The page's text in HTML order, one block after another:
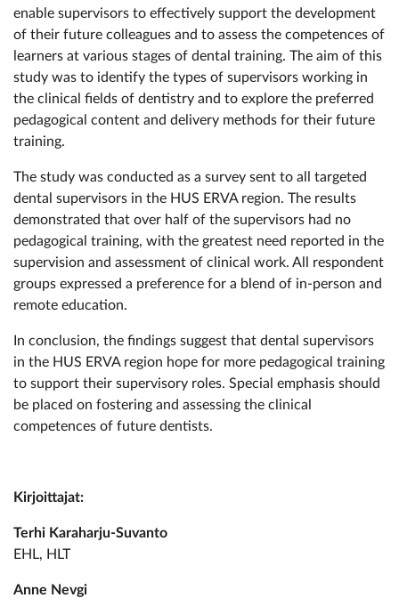
enable supervisors to effectively support the development
of their future colleagues and to assess the competences of
learners at various stages of dental training. The aim of this
study was to identify the types of supervisors working in
the clinical fields of dentistry and to explore the preferred
pedagogical content and delivery methods for their future
training.
The study was conducted as a survey sent to all targeted
dental supervisors in the HUS ERVA region. The results
demonstrated that over half of the supervisors had no
pedagogical training, with the greatest need reported in the
supervision and assessment of clinical work. All respondent
groups expressed a preference for a blend of in-person and
remote education.
In conclusion, the findings suggest that dental supervisors
in the HUS ERVA region hope for more pedagogical training
to support their supervisory roles. Special emphasis should
be placed on fostering and assessing the clinical
competences of future dentists.
Kirjoittajat:
Terhi Karaharju-Suvanto
EHL, HLT
Anne Nevgi